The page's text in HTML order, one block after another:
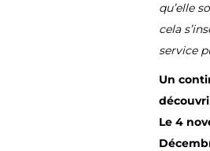
qu’elle
cela
service
Un
Le 4